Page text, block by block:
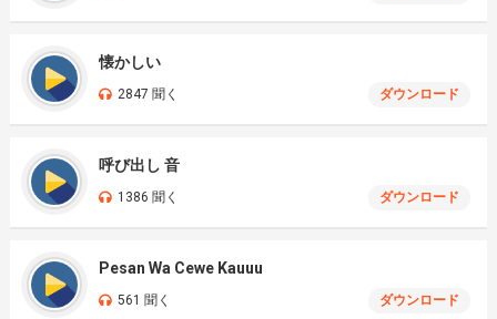
懐かしい
2847 聞く ダウンロード
呼び出し 音
1386 聞く ダウンロード
Pesan Wa Cewe Kauuu
561 聞く ダウンロード